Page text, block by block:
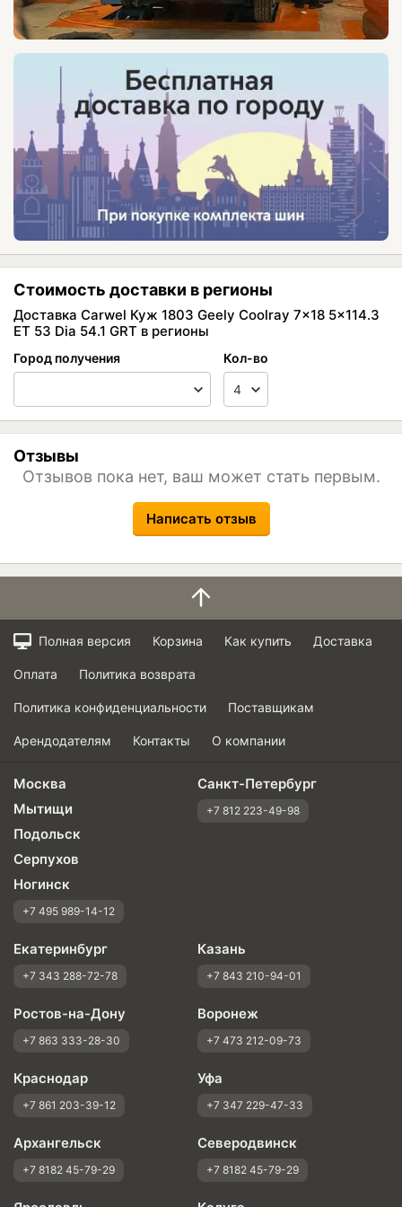
Стоимость доставки в регионы
Доставка Carwel Куж 1803 Geely Coolray 7x18 5x114.3
ET 53 Dia 54.1 GRT в регионы
Город получения Кол-во
Отзывы
Отзывов пока нет, ваш может стать первым.
Написать отзыв
Полная версия Корзина Как купить Доставка
Оплата Политика возврата
Политика конфиденциальности Поставщикам
Арендодателям Контакты О компании
Москва
Мытищи
Подольск
Серпухов
Ногинск
+7 495 989-14-12
Санкт-Петербург
+7 812 223-49-98
Екатеринбург
+7 343 288-72-78
Казань
+7 843 210-94-01
Ростов-на-Дону
+7 863 333-28-30
Воронеж
+7 473 212-09-73
Краснодар
+7 861 203-39-12
Уфа
+7 347 229-47-33
Архангельск
+7 8182 45-79-29
Северодвинск
+7 8182 45-79-29